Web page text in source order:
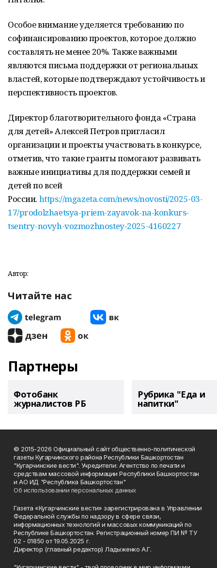
Особое внимание уделяется требованию по
софинансированию проектов, которое должно
составлять не менее 20%. Также важными
являются письма поддержки от региональных
властей, которые подтверждают устойчивость и
перспективность проектов.
Директор благотворительного фонда «Страна
для детей» Алексей Петров пригласил
организации и проекты участвовать в конкурсе,
отметив, что такие гранты помогают развивать
важные инициативы для поддержки семей и
детей по всей
России. https://mgazeta.com/news/novosti/2025-03-
17/prodolzhaetsya-priem-zayavok-na-konkurs-
tsentry-novyh-vozmozhnostey-2025-4160227
Автор:
Читайте нас
Партнеры
Фотобанк
журналистов РБ
Рубрика "Еда и
напитки"
© 2015-2026 Официальный сайт общественно-политической
газеты Кугарчинского района Республики Башкортостан
"Кугарчинские вести". Учредители: Агентство по печати и
средствам массовой информации Республики Башкортостан
и АО ИД "Республика Башкортостан"
Об использовании персональных данных
Газета «Кугарчинские вести» зарегистрирована в Управлении
Федеральной службы по надзору в сфере связи,
информационных технологий и массовых коммуникаций по
Республике Башкортостан. Регистрационный номер ПИ № ТУ
02 - 01850 от 19.05.2025 г.
Директор (главный редактор) Ладыженко А.Г.